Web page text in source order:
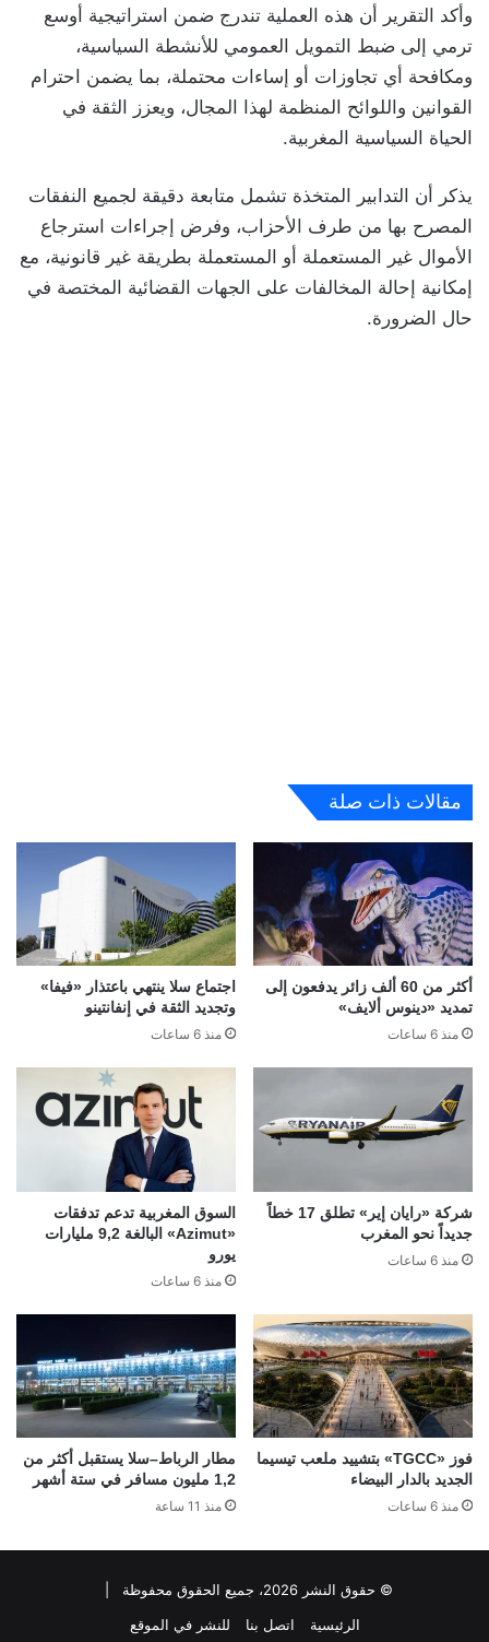
وأكد التقرير أن هذه العملية تندرج ضمن استراتيجية أوسع
ترمي إلى ضبط التمويل العمومي للأنشطة السياسية،
ومكافحة أي تجاوزات أو إساءات محتملة، بما يضمن احترام
القوانين واللوائح المنظمة لهذا المجال، ويعزز الثقة في
الحياة السياسية المغربية.
يذكر أن التدابير المتخذة تشمل متابعة دقيقة لجميع النفقات
المصرح بها من طرف الأحزاب، وفرض إجراءات استرجاع
الأموال غير المستعملة أو المستعملة بطريقة غير قانونية، مع
إمكانية إحالة المخالفات على الجهات القضائية المختصة في
حال الضرورة.
مقالات ذات صلة
أكثر من 60 ألف زائر يدفعون إلى
تمديد «دينوس ألايف»
منذ 6 ساعات
اجتماع سلا ينتهي باعتذار «فيفا»
وتجديد الثقة في إنفانتينو
منذ 6 ساعات
شركة «رايان إير» تطلق 17 خطاً
جديداً نحو المغرب
منذ 6 ساعات
السوق المغربية تدعم تدفقات
«Azimut» البالغة 9,2 مليارات
يورو
منذ 6 ساعات
فوز «TGCC» بتشييد ملعب تيسيما
الجديد بالدار البيضاء
منذ 6 ساعات
مطار الرباط–سلا يستقبل أكثر من
1,2 مليون مسافر في ستة أشهر
منذ 11 ساعة
© حقوق النشر 2026، جميع الحقوق محفوظة |
الرئيسية
اتصل بنا للنشر في الموقع